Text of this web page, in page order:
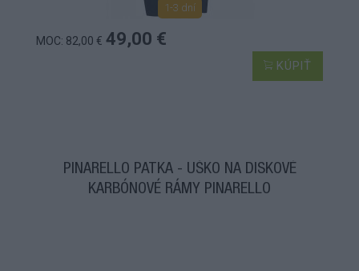
1-3 dní
MOC: 82,00 € 49,00 €
KÚPIŤ
PINARELLO PÄTKA - UŠKO NA DISKOVÉ
KARBÓNOVÉ RÁMY PINARELLO